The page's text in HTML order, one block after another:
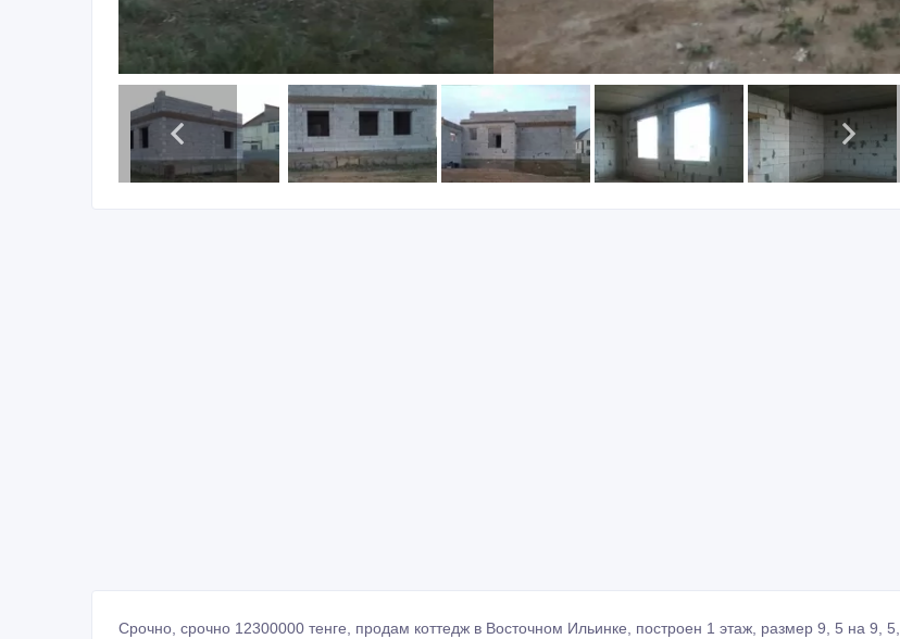
Срочно, срочно 12300000 тенге, продам коттедж в Восточном Ильинке, построен 1 этаж, размер 9, 5 на 9, 5,